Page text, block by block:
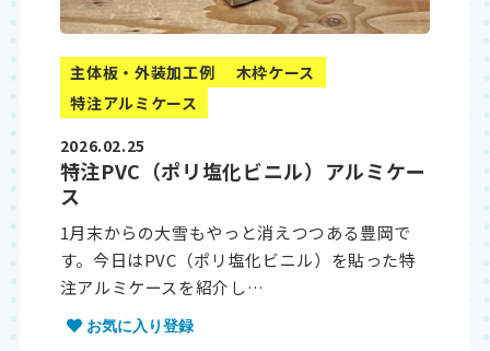
主体板・外装加工例
木枠ケース
特注アルミケース
2026.02.25
特注PVC（ポリ塩化ビニル）アルミケー
ス
1月末からの大雪もやっと消えつつある豊岡で
す。今日はPVC（ポリ塩化ビニル）を貼った特
注アルミケースを紹介し…
お気に入り登録